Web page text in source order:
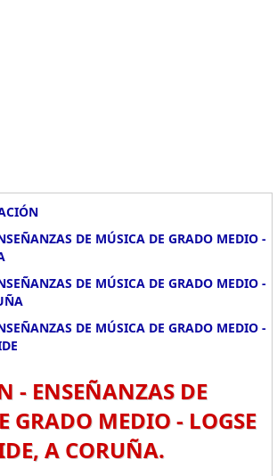
DE MÚSICA DE GRADO MEDIO -
DE MÚSICA DE GRADO MEDIO -
DE MÚSICA DE GRADO MEDIO -
- ENSEÑANZAS DE
GRADO MEDIO - LOGSE
A CORUÑA.